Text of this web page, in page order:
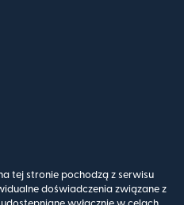
tej stronie pochodzą z serwisu
doświadczenia związane z
wyłącznie w celach